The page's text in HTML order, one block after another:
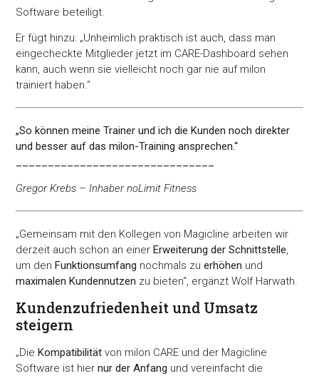
Software beteiligt.
Er fügt hinzu: „Unheimlich praktisch ist auch, dass man
eingecheckte Mitglieder jetzt im CARE-Dashboard sehen
kann, auch wenn sie vielleicht noch gar nie auf milon
trainiert haben.“
„So können meine Trainer und ich die Kunden noch direkter
und besser auf das milon-Training ansprechen.“
Gregor Krebs – Inhaber noLimit Fitness
„Gemeinsam mit den Kollegen von Magicline arbeiten wir
derzeit auch schon an einerErweiterung der Schnittstelle,
um denFunktionsumfang nochmals zuerhöhen und
maximalen Kundennutzen zu bieten“, ergänzt Wolf Harwath.
Kundenzufriedenheit und Umsatz
steigern
„DieKompatibilität von milon CARE und der Magicline
Software ist hiernur der Anfang und vereinfacht die